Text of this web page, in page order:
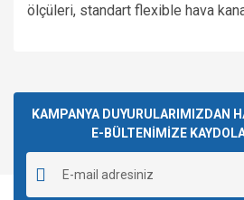
ölçüleri, standart flexible hava
Yorum Yaz
kullanarak tarafımıza iletebilirsiniz.
Görüş ve önerileriniz için teşekkür
Ürün resmi kalitesiz, bozuk veya
Ürün açıklamasında eksik bilgiler
KAMPANYA DUYURULARIMIZDAN
E-BÜLTENİMİZE